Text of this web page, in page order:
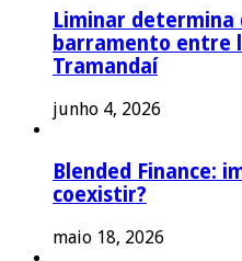
Liminar determina
barramento entre
Tramandaí
junho 4, 2026
Blended Finance:
coexistir?
maio 18, 2026